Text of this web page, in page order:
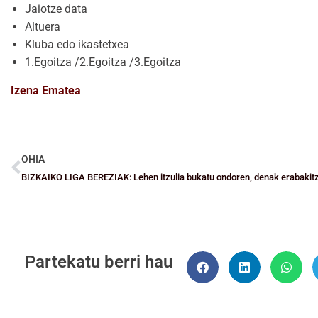
Jaiotze data
Altuera
Kluba edo ikastetxea
1.Egoitza /2.Egoitza /3.Egoitza
Izena Ematea
OHIA
Partekatu berri hau